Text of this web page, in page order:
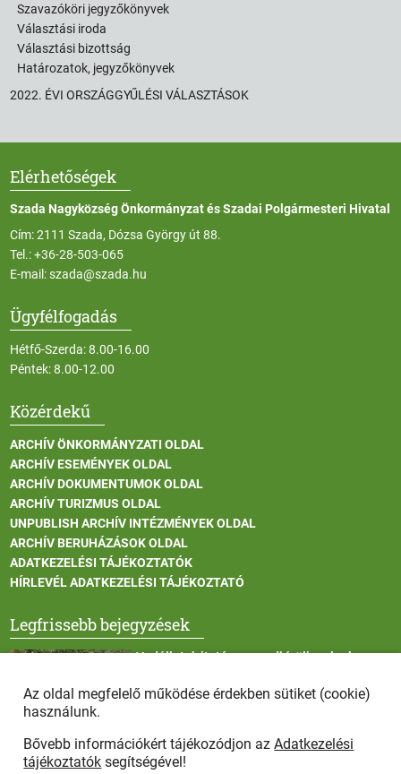
Szavazóköri jegyzőkönyvek
Választási iroda
Választási bizottság
Határozatok, jegyzőkönyvek
2022. ÉVI ORSZÁGGYŰLÉSI VÁLASZTÁSOK
Elérhetőségek
Szada Nagyközség Önkormányzat és Szadai Polgármesteri Hivatal
Cím: 2111 Szada, Dózsa György út 88.
Tel.:+36-28-503-065
E-mail:szada@szada.hu
Ügyfélfogadás
Hétfő-Szerda: 8.00-16.00
Péntek: 8.00-12.00
Közérdekű
ARCHÍV ÖNKORMÁNYZATI OLDAL
ARCHÍV ESEMÉNYEK OLDAL
ARCHÍV DOKUMENTUMOK OLDAL
ARCHÍV TURIZMUS OLDAL
UNPUBLISH ARCHÍV INTÉZMÉNYEK OLDAL
ARCHÍV BERUHÁZÁSOK OLDAL
ADATKEZELÉSI TÁJÉKOZTATÓK
HÍRLEVÉL ADATKEZELÉSI TÁJÉKOZTATÓ
Legfrissebb bejegyzések
Vadállatok itatása a rendkívüli melegben
Afrikai sertéspestis - kérések a lakosság felé
Az oldal megfelelő működése érdekben sütiket (cookie)
használunk.
Bővebb információkért tájékozódjon azAdatkezelési
tájékoztatók segítségével!